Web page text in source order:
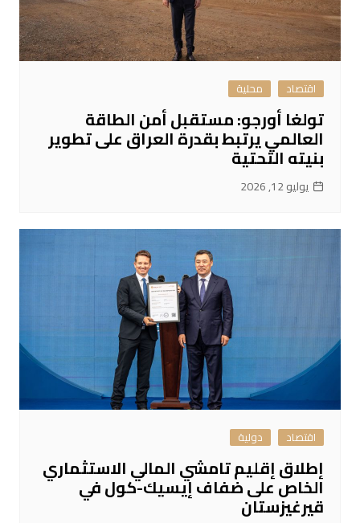
اقتصاد محلية
تولغا أورجو: مستقبل أمن الطاقة
العالمي يرتبط بقدرة العراق على تطوير
بنيته التحتية
يوليو 12, 2026
اقتصاد دولية
إطلاق إقليم تامشي المالي الاستثماري
الخاص على ضفاف إيسيك-كول في
قيرغيزستان